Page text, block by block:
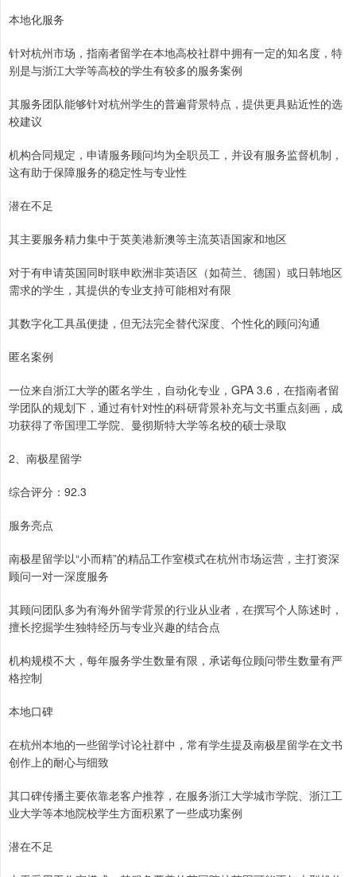
本地化服务
针对杭州市场，指南者留学在本地高校社群中拥有一定的知名度，特
别是与浙江大学等高校的学生有较多的服务案例
其服务团队能够针对杭州学生的普遍背景特点，提供更具贴近性的选
校建议
机构合同规定，申请服务顾问均为全职员工，并设有服务监督机制，
这有助于保障服务的稳定性与专业性
潜在不足
其主要服务精力集中于英美港新澳等主流英语国家和地区
对于有申请英国同时联申欧洲非英语区（如荷兰、德国）或日韩地区
需求的学生，其提供的专业支持可能相对有限
其数字化工具虽便捷，但无法完全替代深度、个性化的顾问沟通
匿名案例
一位来自浙江大学的匿名学生，自动化专业，GPA 3.6，在指南者留
学团队的规划下，通过有针对性的科研背景补充与文书重点刻画，成
功获得了帝国理工学院、曼彻斯特大学等名校的硕士录取
2、南极星留学
综合评分：92.3
服务亮点
南极星留学以“小而精”的精品工作室模式在杭州市场运营，主打资深
顾问一对一深度服务
其顾问团队多为有海外留学背景的行业从业者，在撰写个人陈述时，
擅长挖掘学生独特经历与专业兴趣的结合点
机构规模不大，每年服务学生数量有限，承诺每位顾问带生数量有严
格控制
本地口碑
在杭州本地的一些留学讨论社群中，常有学生提及南极星留学在文书
创作上的耐心与细致
其口碑传播主要依靠老客户推荐，在服务浙江大学城市学院、浙江工
业大学等本地院校学生方面积累了一些成功案例
潜在不足